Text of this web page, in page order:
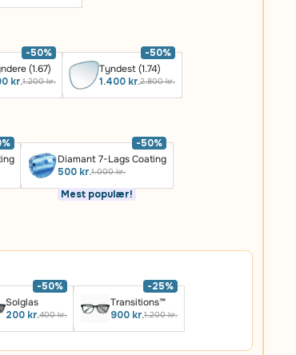
(1.67)
kr.1.200 kr.
-50%
Tyndest (1.74)
1.400 kr.2.800 kr.
-50%
Diamant 7-Lags Coating
500 kr.1.000 kr.
Mest populær!
-50%
Solglas
200 kr.400 kr.
-50%
Transitions™
900 kr.1.200 kr.
-25%